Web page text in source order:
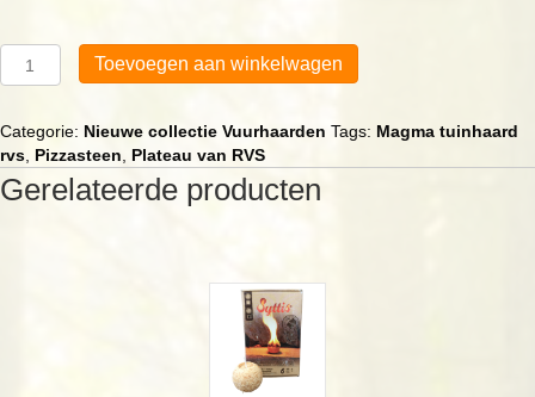
Magma
met
pizzaoven
accessoires
aantal
Toevoegen aan winkelwagen
Categorie: Nieuwe collectie Vuurhaarden Tags: Magma tuinhaard
rvs Pizzasteen Plateau van RVS
Gerelateerde producten